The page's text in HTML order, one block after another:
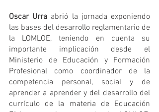
Oscar Urra abrió la jornada exponiendo
las bases del desarrollo reglamentario de
la LOMLOE, teniendo en cuenta su
importante implicación desde el
Ministerio de Educación y Formación
Profesional como coordinador de la
competencia personal, social y de
aprender a aprender y del desarrollo del
currículo de la materia de Educación